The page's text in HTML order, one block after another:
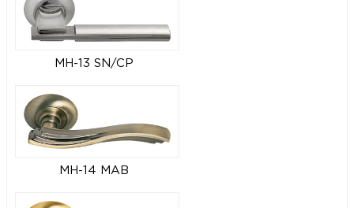
MH-13 SN/CP
MH-14 MAB